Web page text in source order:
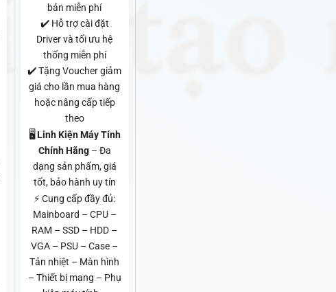
bản miễn phí
✔️ Hỗ trợ cài đặt
Driver và tối ưu hệ
thống miễn phí
✔️ Tặng Voucher giảm
giá cho lần mua hàng
hoặc nâng cấp tiếp
theo
🖥️Linh Kiện Máy Tính
Chính Hãng– Đa
dạng sản phẩm, giá
tốt, bảo hành uy tín
⚡ Cung cấp đầy đủ:
Mainboard – CPU –
RAM – SSD – HDD –
VGA – PSU – Case –
Tản nhiệt – Màn hình
– Thiết bị mạng – Phụ